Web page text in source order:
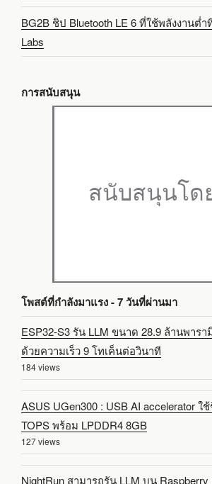
BG2B ชิป Bluetooth LE 6 ที่ใช้พลังงานต่
Labs
การสนับสนุน
โพสต์ที่กำลังมาแรง - 7 วันที่ผ่านมา
ESP32-S3 รัน LLM ขนาด 28.9 ล้านพาร
ด้วยความเร็ว 9 โทเค็นต่อวินาที
184 views
ASUS UGen300 : USB AI accelerator ใ
TOPS พร้อม LPDDR4 8GB
127 views
NightRun สามารถรัน LLM บน